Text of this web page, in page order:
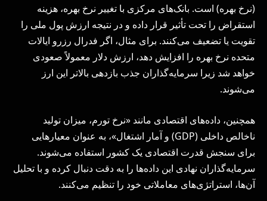
(نرخ بهره) است. بانک‌های مرکزی با تغییر نرخ بهره، هزینه
استقراض را تحت تأثیر قرار داده و در نتیجه ارزش پول ملی را
تقویت یا تضعیف می‌کنند. برای مثال، اگر فدرال رزرو ایالات
متحده نرخ بهره را افزایش دهد، ارزش دلار معمولاً صعودی
خواهد شد زیرا سرمایه‌گذاران جذب بازدهی بالاتر این ارز
می‌شوند.
همچنین، داده‌های اقتصادی مانند «نرخ تورم، میزان تولید
ناخالص داخلی (GDP) و آمار اشتغال»، به عنوان معیارهایی
برای سنجش قدرت اقتصادی یک کشور استفاده می‌شوند.
سرمایه‌گذاران نهادی این داده‌ها را به دقت دنبال کرده و با تحلیل
آن‌ها، استراتژی‌های معاملاتی خود را تنظیم می‌کنند.